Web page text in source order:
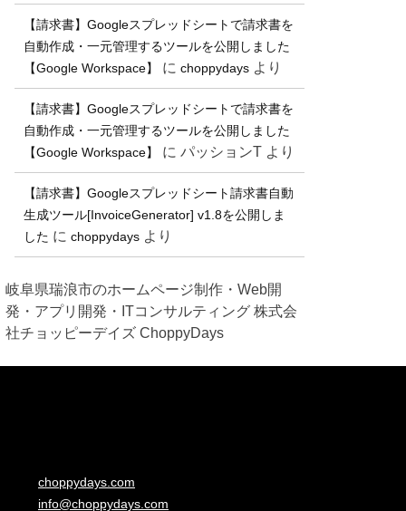
【請求書】Googleスプレッドシートで請求書を
自動作成・一元管理するツールを公開しました
【Google Workspace】
に choppydays より
【請求書】Googleスプレッドシートで請求書を
自動作成・一元管理するツールを公開しました
【Google Workspace】
に パッションT より
【請求書】Googleスプレッドシート請求書自動
生成ツール[InvoiceGenerator] v1.8を公開しま
した に choppydays より
岐阜県瑞浪市のホームページ制作・Web開
発・アプリ開発・ITコンサルティング 株式会
社チョッピーデイズ ChoppyDays
choppydays.com
info@choppydays.com